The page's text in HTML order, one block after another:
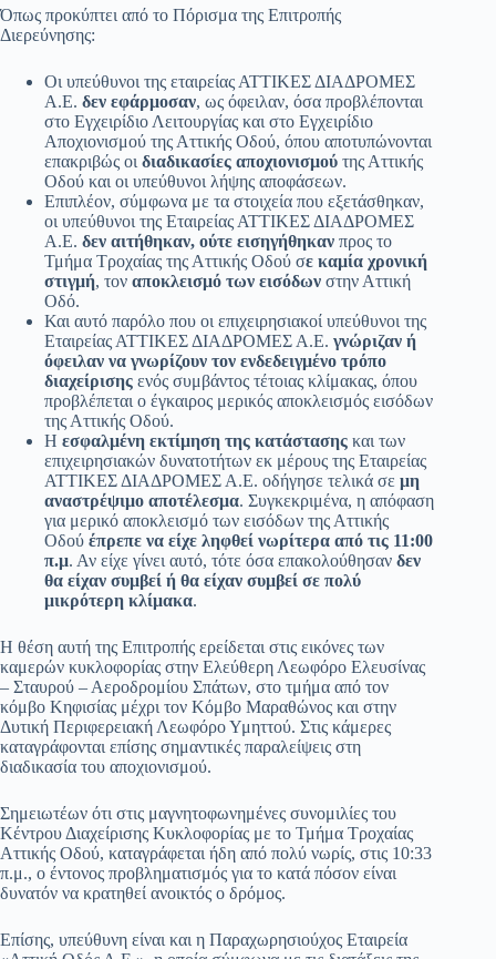
Όπως προκύπτει από το Πόρισμα της Επιτροπής
Διερεύνησης:
Οι υπεύθυνοι της εταιρείας ΑΤΤΙΚΕΣ ΔΙΑΔΡΟΜΕΣ
Α.Ε. δεν εφάρμοσαν, ως όφειλαν, όσα προβλέπονται
στο Εγχειρίδιο Λειτουργίας και στο Εγχειρίδιο
Αποχιονισμού της Αττικής Οδού, όπου αποτυπώνονται
επακριβώς οι διαδικασίες αποχιονισμού της Αττικής
Οδού και οι υπεύθυνοι λήψης αποφάσεων.
Επιπλέον, σύμφωνα με τα στοιχεία που εξετάσθηκαν,
οι υπεύθυνοι της Εταιρείας ΑΤΤΙΚΕΣ ΔΙΑΔΡΟΜΕΣ
Α.Ε. δεν αιτήθηκαν, ούτε εισηγήθηκαν προς το
Τμήμα Τροχαίας της Αττικής Οδού σε καμία χρονική
στιγμή, τον αποκλεισμό των εισόδων στην Αττική
Οδό.
Και αυτό παρόλο που οι επιχειρησιακοί υπεύθυνοι της
Εταιρείας ΑΤΤΙΚΕΣ ΔΙΑΔΡΟΜΕΣ Α.Ε. γνώριζαν ή
όφειλαν να γνωρίζουν τον ενδεδειγμένο τρόπο
διαχείρισης ενός συμβάντος τέτοιας κλίμακας, όπου
προβλέπεται ο έγκαιρος μερικός αποκλεισμός εισόδων
της Αττικής Οδού.
Η εσφαλμένη εκτίμηση της κατάστασης και των
επιχειρησιακών δυνατοτήτων εκ μέρους της Εταιρείας
ΑΤΤΙΚΕΣ ΔΙΑΔΡΟΜΕΣ Α.Ε. οδήγησε τελικά σε μη
αναστρέψιμο αποτέλεσμα. Συγκεκριμένα, η απόφαση
για μερικό αποκλεισμό των εισόδων της Αττικής
Οδού έπρεπε να είχε ληφθεί νωρίτερα από τις 11:00
π.μ. Αν είχε γίνει αυτό, τότε όσα επακολούθησαν δεν
θα είχαν συμβεί ή θα είχαν συμβεί σε πολύ
μικρότερη κλίμακα.
Η θέση αυτή της Επιτροπής ερείδεται στις εικόνες των
καμερών κυκλοφορίας στην Ελεύθερη Λεωφόρο Ελευσίνας
– Σταυρού – Αεροδρομίου Σπάτων, στο τμήμα από τον
κόμβο Κηφισίας μέχρι τον Κόμβο Μαραθώνος και στην
Δυτική Περιφερειακή Λεωφόρο Υμηττού. Στις κάμερες
καταγράφονται επίσης σημαντικές παραλείψεις στη
διαδικασία του αποχιονισμού.
Σημειωτέων ότι στις μαγνητοφωνημένες συνομιλίες του
Κέντρου Διαχείρισης Κυκλοφορίας με το Τμήμα Τροχαίας
Αττικής Οδού, καταγράφεται ήδη από πολύ νωρίς, στις 10:33
π.μ., ο έντονος προβληματισμός για το κατά πόσον είναι
δυνατόν να κρατηθεί ανοικτός ο δρόμος.
Επίσης, υπεύθυνη είναι και η Παραχωρησιούχος Εταιρεία